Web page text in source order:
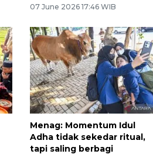
07 June 2026 17:46 WIB
Menag: Momentum Idul
Adha tidak sekedar ritual,
tapi saling berbagi